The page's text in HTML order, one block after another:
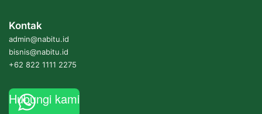
Kontak
admin@nabitu.id
bisnis@nabitu.id
+62 822 1111 2275
Hubungi kami